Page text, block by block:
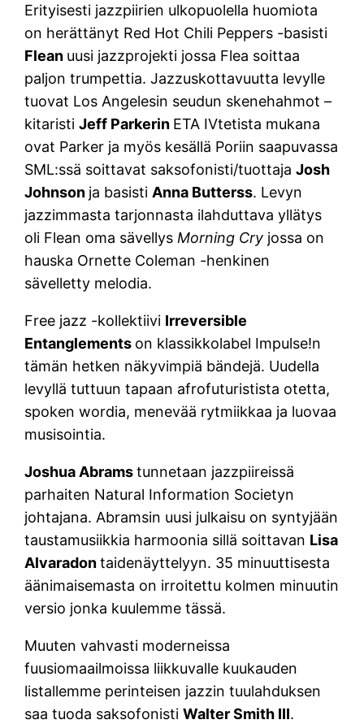
Erityisesti jazzpiirien ulkopuolella huomiota
on herättänyt Red Hot Chili Peppers -basisti
Flean uusi jazzprojekti jossa Flea soittaa
paljon trumpettia. Jazzuskottavuutta levylle
tuovat Los Angelesin seudun skenehahmot –
kitaristiJeff Parkerin ETA IVtetista mukana
ovat Parker ja myös kesällä Poriin saapuvassa
SML:ssä soittavat saksofonisti/tuottajaJosh
Johnson ja basisti Anna Butterss. Levyn
jazzimmasta tarjonnasta ilahduttava yllätys
oli Flean oma sävellys Morning Cry jossa on
hauska Ornette Coleman -henkinen
sävelletty melodia.
Free jazz -kollektiivi Irreversible
Entanglements on klassikkolabel Impulse!n
tämän hetken näkyvimpiä bändejä. Uudella
levyllä tuttuun tapaan afrofuturistista otetta,
spoken wordia, menevää rytmiikkaa ja luovaa
musisointia.
Joshua Abramstunnetaan jazzpiireissä
parhaiten Natural Information Societyn
johtajana. Abramsin uusi julkaisu on syntyjään
taustamusiikkia harmoonia sillä soittavan Lisa
Alvaradontaidenäyttelyyn. 35 minuuttisesta
äänimaisemasta on irroitettu kolmen minuutin
versio jonka kuulemme tässä.
Muuten vahvasti moderneissa
fuusiomaailmoissa liikkuvalle kuukauden
listallemme perinteisen jazzin tuulahduksen
saa tuoda saksofonistiWalter Smith III.